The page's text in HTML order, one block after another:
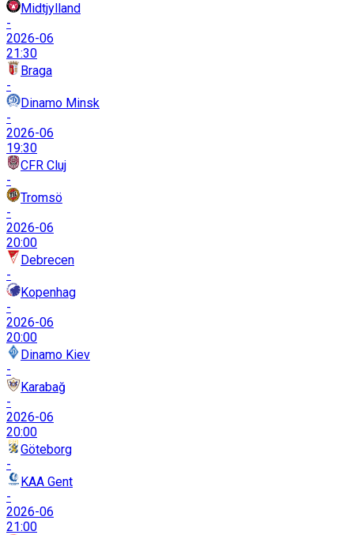
Midtjylland
-
2026-06
21:30
Braga
-
Dinamo Minsk
-
2026-06
19:30
CFR Cluj
-
Tromsö
-
2026-06
20:00
Debrecen
-
Kopenhag
-
2026-06
20:00
Dinamo Kiev
-
Karabağ
-
2026-06
20:00
Göteborg
-
KAA Gent
-
2026-06
21:00